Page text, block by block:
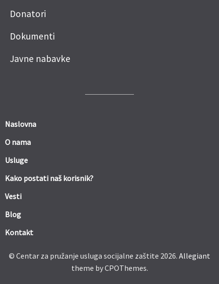
Donatori
Dokumenti
Javne nabavke
Naslovna
O nama
Usluge
Kako postati naš korisnik?
Vesti
Blog
Kontakt
© Centar za pružanje usluga socijalne zaštite 2026. Allegiant
theme by CPOThemes.